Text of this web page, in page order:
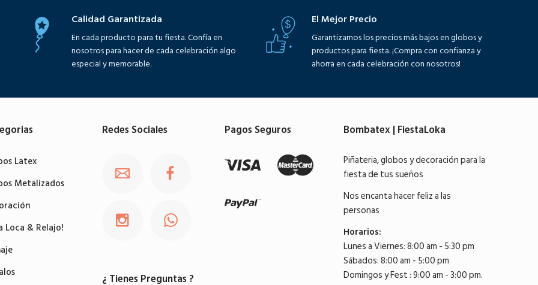
Calidad Garantizada
En cada producto para tu fiesta. Confía en
nosotros para hacer de cada celebración algo
especial y memorable.
El Mejor Precio
Garantizamos los precios más bajos en globos y
productos para fiesta. ¡Compra con confianza y
ahorra en cada celebración con nosotros!
Latex
Metalizados
Loca & Relajo!
Redes Sociales
¿ Tienes Preguntas ?
Pagos Seguros Bombatex | FiestaLoka
Piñateria, globos y decoración para la
fiesta de tus sueños
Nos encanta hacer feliz a las
personas
Horarios:
Lunes a Viernes: 8:00 am - 5:30 pm
Sábados: 8:00 am - 5:00 pm
Domingos y Fest : 9:00 am - 3:00 pm.